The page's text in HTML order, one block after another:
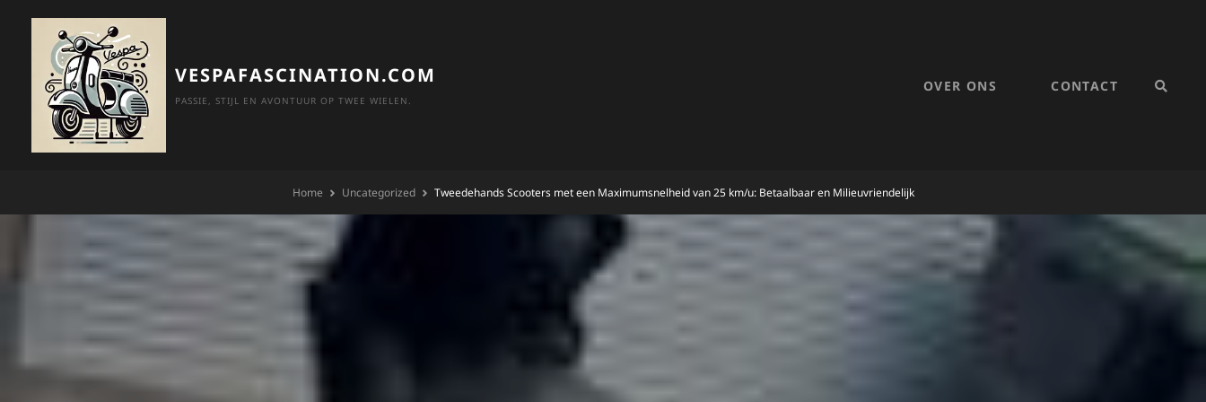
content
VESPAFASCINATION.COM
PASSIE, STIJL EN AVONTUUR OP TWEE WIELEN.
OVER ONS CONTACT
Home Uncategorized Tweedehands Scooters met een Maximumsnelheid van 25 km/u: Betaalbaar en Milieuvriendelijk